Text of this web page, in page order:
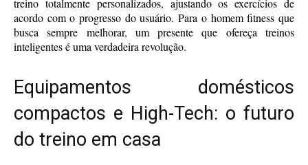
acordo com o progresso do usuário. Para o homem fitness que
busca sempre melhorar, um presente que ofereça treinos
inteligentes é uma verdadeira revolução.
Equipamentos domésticos
compactos e High-Tech: o futuro
do treino em casa